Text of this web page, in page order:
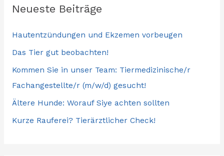
Neueste Beiträge
Hautentzündungen und Ekzemen vorbeugen
Das Tier gut beobachten!
Kommen Sie in unser Team: Tiermedizinische/r
Fachangestellte/r (m/w/d) gesucht!
Ältere Hunde: Worauf Siye achten sollten
Kurze Rauferei? Tierärztlicher Check!